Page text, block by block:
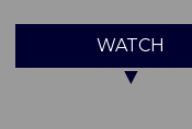
WATCH
▼